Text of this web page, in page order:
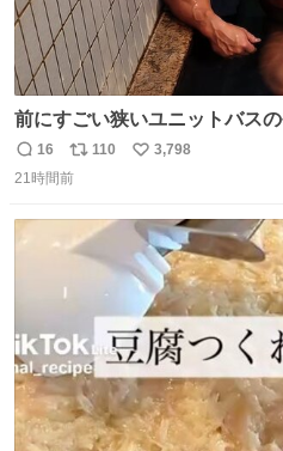
前にすごい狭いユニットバス
うに温泉とかに連れてっても
は幸せもんです・・・いつも
返
信
16
リ
ポ
ト
数
110
い
数
3,798
21時間前